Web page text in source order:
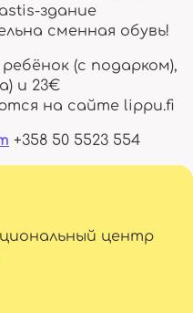
здание
сменная обувь!
(с подарком),
и 23€
на сайте lippu.fi
+358 50 5523 554
центр